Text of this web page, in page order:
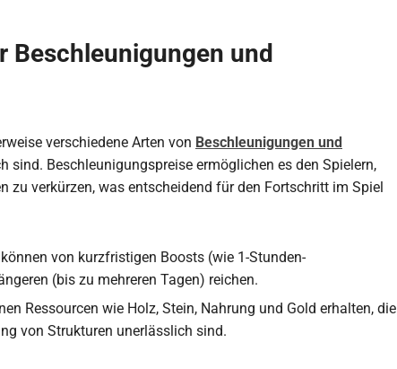
Beschleunigungen und
verschiedene Arten von Beschleunigungen und
sind. Beschleunigungspreise ermöglichen es den Spielern,
zu verkürzen, was entscheidend für den Fortschritt im Spiel
von kurzfristigen Boosts (wie 1-Stunden-
(bis zu mehreren Tagen) reichen.
Ressourcen wie Holz, Stein, Nahrung und Gold erhalten, die
von Strukturen unerlässlich sind.